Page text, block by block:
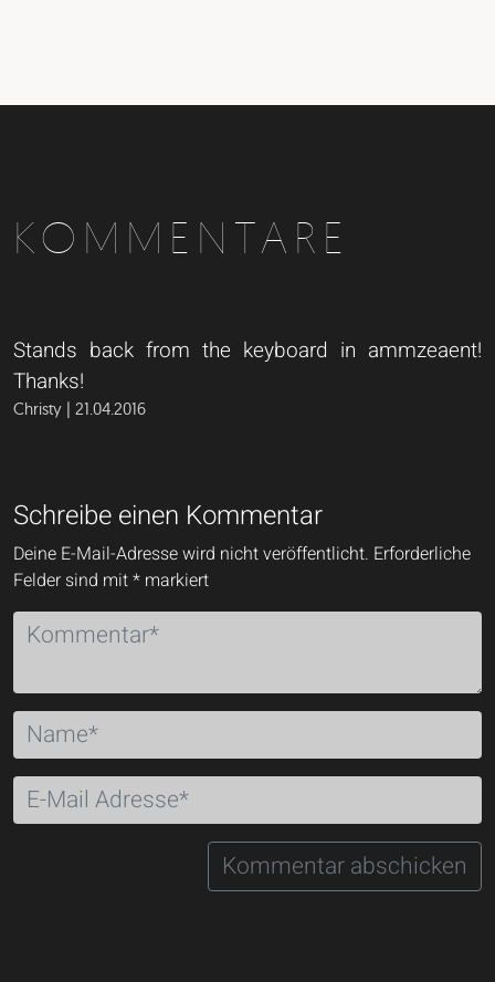
KOMMENTARE
Stands back from the keyboard in ammzeaent!
Thanks!
Christy | 21.04.2016
Schreibe einen Kommentar
Deine E-Mail-Adresse wird nicht veröffentlicht. Erforderliche
Felder sind mit* markiert